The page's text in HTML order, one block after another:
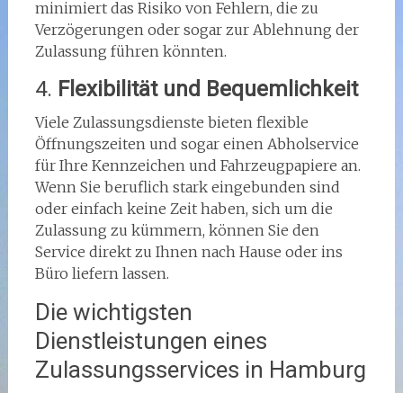
minimiert das Risiko von Fehlern, die zu
Verzögerungen oder sogar zur Ablehnung der
Zulassung führen könnten.
4. Flexibilität und Bequemlichkeit
Viele Zulassungsdienste bieten flexible
Öffnungszeiten und sogar einen Abholservice
für Ihre Kennzeichen und Fahrzeugpapiere an.
Wenn Sie beruflich stark eingebunden sind
oder einfach keine Zeit haben, sich um die
Zulassung zu kümmern, können Sie den
Service direkt zu Ihnen nach Hause oder ins
Büro liefern lassen.
Die wichtigsten
Dienstleistungen eines
Zulassungsservices in Hamburg